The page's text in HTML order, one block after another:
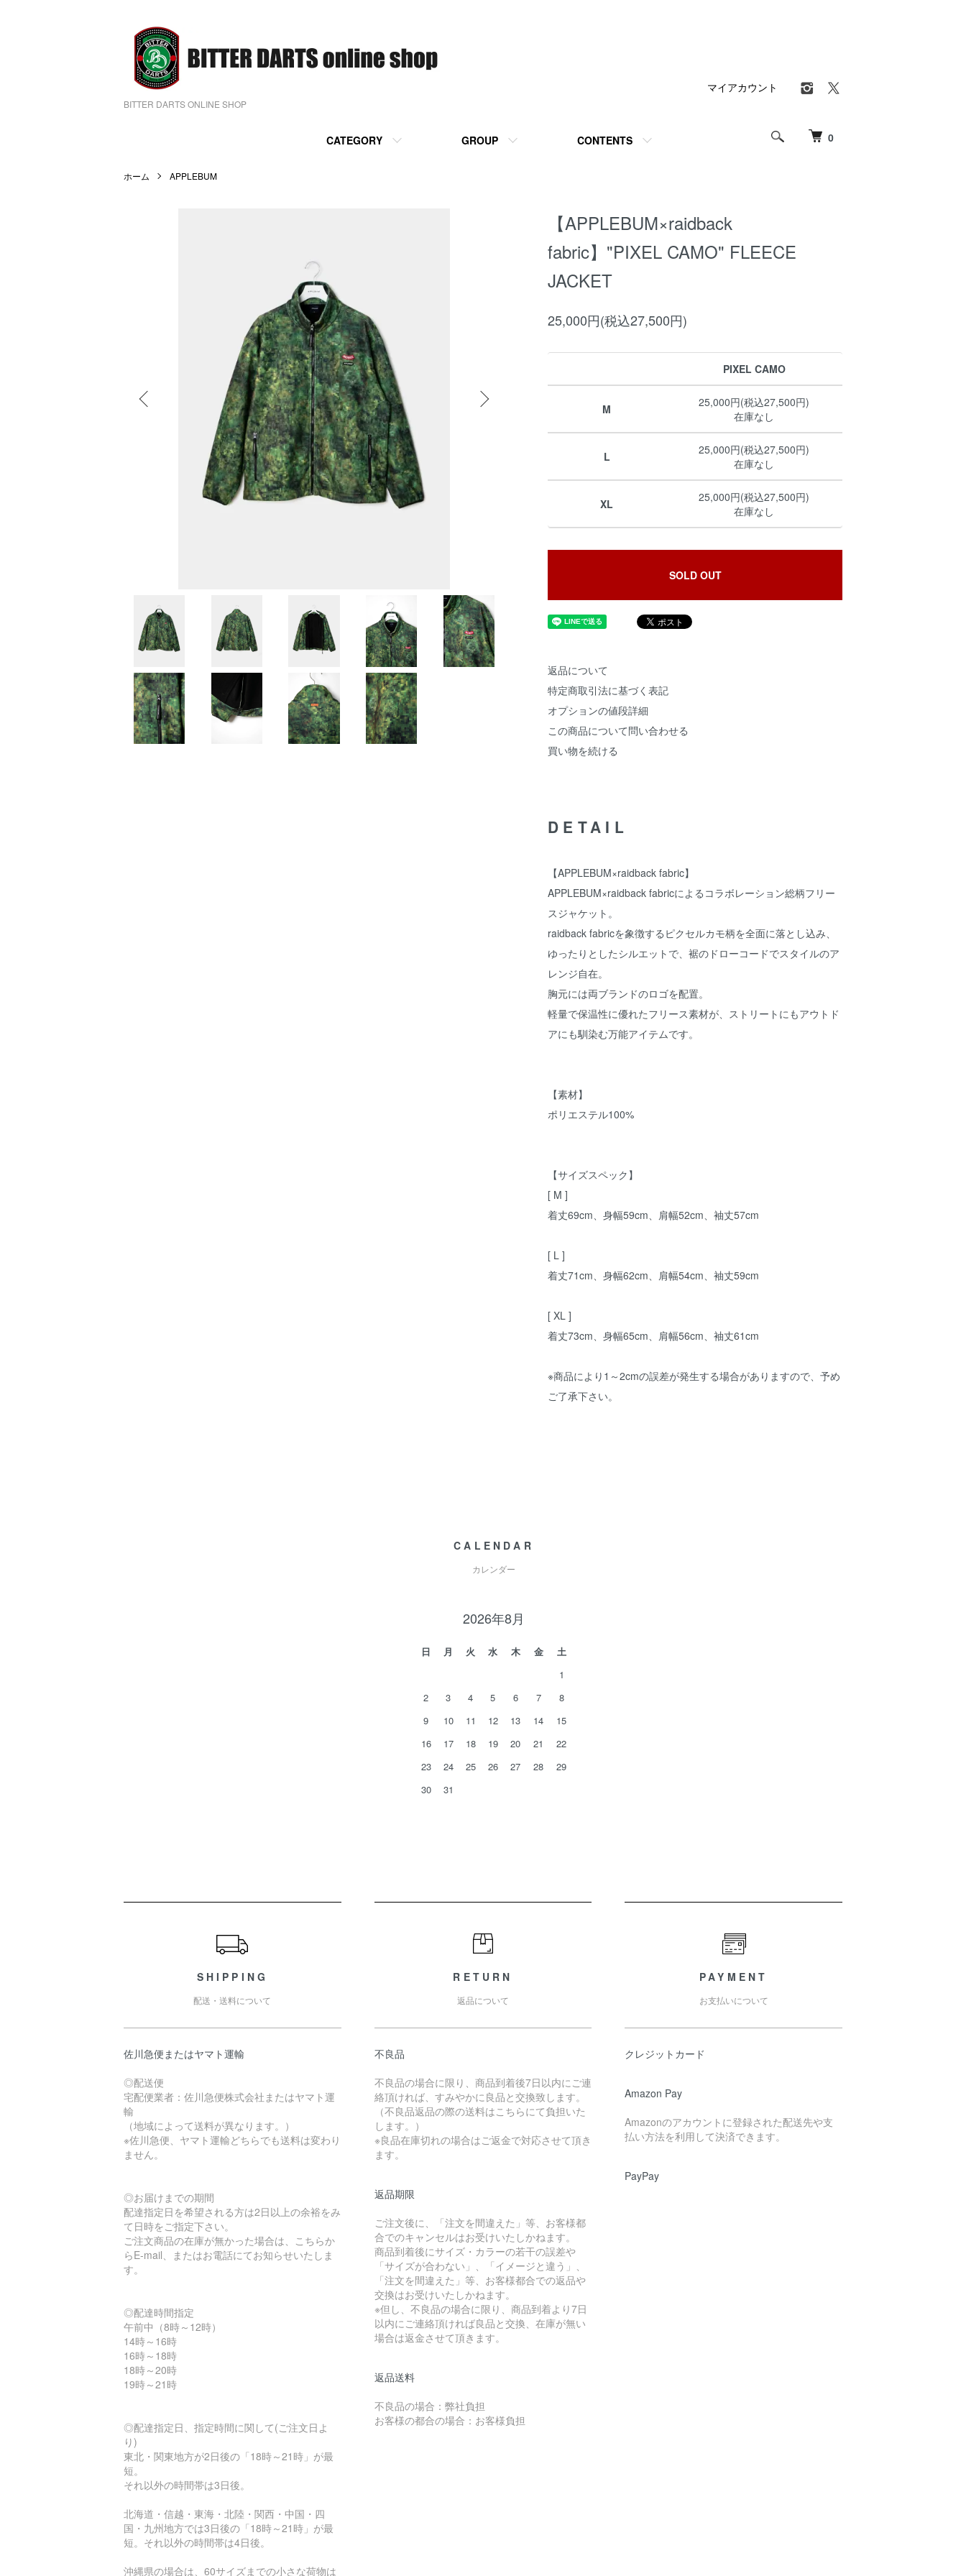
BITTER DARTS ONLINE SHOP
0
CATEGORY GROUP CONTENTS
マイアカウント
ホーム APPLEBUM
【APPLEBUM×raidback
fabric】"PIXEL CAMO" FLEECE
JACKET
25,000円(税込27,500円)
PIXEL CAMO
M
25,000円(税込27,500円)
在庫なし
L
25,000円(税込27,500円)
在庫なし
XL
25,000円(税込27,500円)
在庫なし
SOLD OUT
返品について
特定商取引法に基づく表記
オプションの値段詳細
この商品について問い合わせる
買い物を続ける
DETAIL
【APPLEBUM×raidback fabric】
APPLEBUM×raidback fabricによるコラボレーション総柄フリー
スジャケット。
raidback fabricを象徴するピクセルカモ柄を全面に落とし込み、
ゆったりとしたシルエットで、裾のドローコードでスタイルのア
レンジ自在。
胸元には両ブランドのロゴを配置。
軽量で保温性に優れたフリース素材が、ストリートにもアウトド
アにも馴染む万能アイテムです。
【素材】
ポリエステル100%
【サイズスペック】
[ M ]
着丈69cm、身幅59cm、肩幅52cm、袖丈57cm
[ L ]
着丈71cm、身幅62cm、肩幅54cm、袖丈59cm
[ XL ]
着丈73cm、身幅65cm、肩幅56cm、袖丈61cm
※商品により1～2cmの誤差が発生する場合がありますので、予め
ご了承下さい。
CALENDAR
カレンダー
2026年8月
日 月 火 水 木 金
土
1
2
3 4 5 6 7
8
9
10 11 12 13 14
15
16
17 18 19 20 21
22
23
24 25 26 27 28
29
30
31
SHIPPING
配送・送料について
佐川急便またはヤマト運輸
◎配送便
宅配便業者：佐川急便株式会社またはヤマト運
輸
（地域によって送料が異なります。）
※佐川急便、ヤマト運輸どちらでも送料は変わり
ません。
◎お届けまでの期間
配達指定日を希望される方は2日以上の余裕をみ
て日時をご指定下さい。
ご注文商品の在庫が無かった場合は、こちらか
らE-mail、またはお電話にてお知らせいたしま
す。
◎配達時間指定
午前中（8時～12時）
14時～16時
16時～18時
18時～20時
19時～21時
◎配達指定日、指定時間に関して(ご注文日よ
り)
東北・関東地方が2日後の「18時～21時」が最
短。
それ以外の時間帯は3日後。
北海道・信越・東海・北陸・関西・中国・四
国・九州地方では3日後の「18時～21時」が最
短。それ以外の時間帯は4日後。
沖縄県の場合は、60サイズまでの小さな荷物は
RETURN
返品について
不良品
不良品の場合に限り、商品到着後7日以内にご連
絡頂ければ、すみやかに良品と交換致します。
（不良品返品の際の送料はこちらにて負担いた
します。）
※良品在庫切れの場合はご返金で対応させて頂き
ます。
返品期限
ご注文後に、「注文を間違えた」等、お客様都
合でのキャンセルはお受けいたしかねます。
商品到着後にサイズ・カラーの若干の誤差や
「サイズが合わない」、「イメージと違う」、
「注文を間違えた」等、お客様都合での返品や
交換はお受けいたしかねます。
※但し、不良品の場合に限り、商品到着より7日
以内にご連絡頂ければ良品と交換、在庫が無い
場合は返金させて頂きます。
返品送料
不良品の場合：弊社負担
お客様の都合の場合：お客様負担
PAYMENT
お支払いについて
クレジットカード
Amazon Pay
Amazonのアカウントに登録された配送先や支
払い方法を利用して決済できます。
PayPay